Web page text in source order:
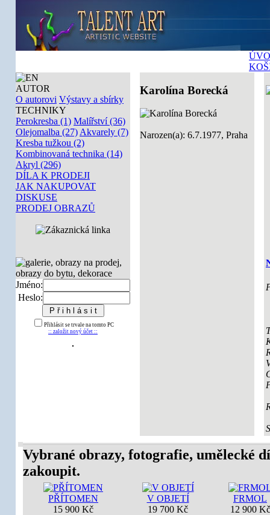
AUTOR
O autorovi Výstavy a sbírky
TECHNIKY
Perokresba (1) Malířství (36)
Olejomalba (27) Akvarely (7)
Kresba tužkou (2)
Kombinovaná technika (14)
Akryl (296)
DÍLA K PRODEJI
JAK NAKUPOVAT
DISKUSE
PRODEJ OBRAZŮ
Jméno:
Heslo:
Přihlásit se trvale na tomto PC
:: založit nový účet ::
Karolína Borecká
Narozen(a): 6.7.1977, Praha
Vybrané obrazy, fotografie, umělecké
zakoupit.
PŘÍTOMEN
15 900 Kč
V OBJETÍ
19 700 Kč
FRMOL
12 900 Kč